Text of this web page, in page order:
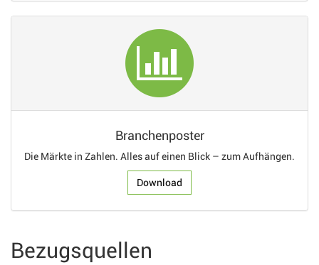
Branchenposter
Die Märkte in Zahlen. Alles auf einen Blick – zum Aufhängen.
Download
Bezugsquellen